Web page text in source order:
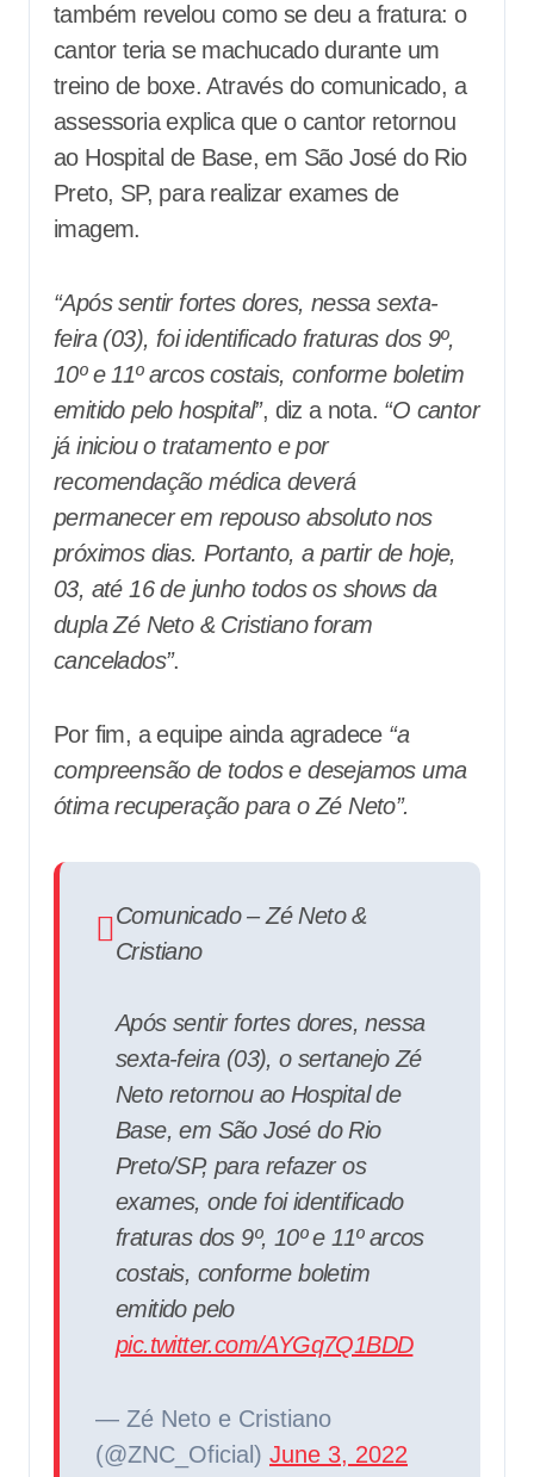
também revelou como se deu a fratura: o
cantor teria se machucado durante um
treino de boxe. Através do comunicado, a
assessoria explica que o cantor retornou
ao Hospital de Base, em São José do Rio
Preto, SP, para realizar exames de
imagem.
“Após sentir fortes dores, nessa sexta-
feira (03), foi identificado fraturas dos 9º,
10º e 11º arcos costais, conforme boletim
emitido pelo hospital”, diz a nota. “O cantor
já iniciou o tratamento e por
recomendação médica deverá
permanecer em repouso absoluto nos
próximos dias. Portanto, a partir de hoje,
03, até 16 de junho todos os shows da
dupla Zé Neto & Cristiano foram
cancelados”.
Por fim, a equipe ainda agradece “a
compreensão de todos e desejamos uma
ótima recuperação para o Zé Neto”.
Comunicado – Zé Neto &
Cristiano
Após sentir fortes dores, nessa
sexta-feira (03), o sertanejo Zé
Neto retornou ao Hospital de
Base, em São José do Rio
Preto/SP, para refazer os
exames, onde foi identificado
fraturas dos 9º, 10º e 11º arcos
costais, conforme boletim
emitido pelo
pic.twitter.com/AYGq7Q1BDD
— Zé Neto e Cristiano
(@ZNC_Oficial) June 3, 2022